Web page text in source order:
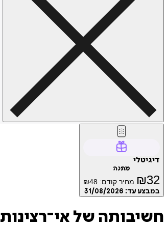
דיגיטלי
מתנה
₪32 מחיר קודם: ₪48
במבצע עד: 31/08/2026
חשיבותה של אי־רצינות